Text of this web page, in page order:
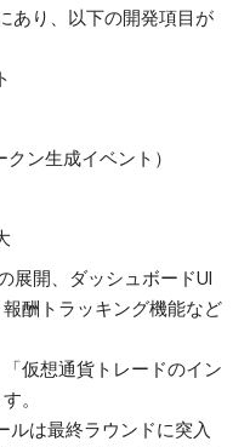
あり、以下の開発項目が
ン生成イベント）
展開、ダッシュボードUI
酬トラッキング機能など
仮想通貨トレードのイン
。
は最終ラウンドに突入